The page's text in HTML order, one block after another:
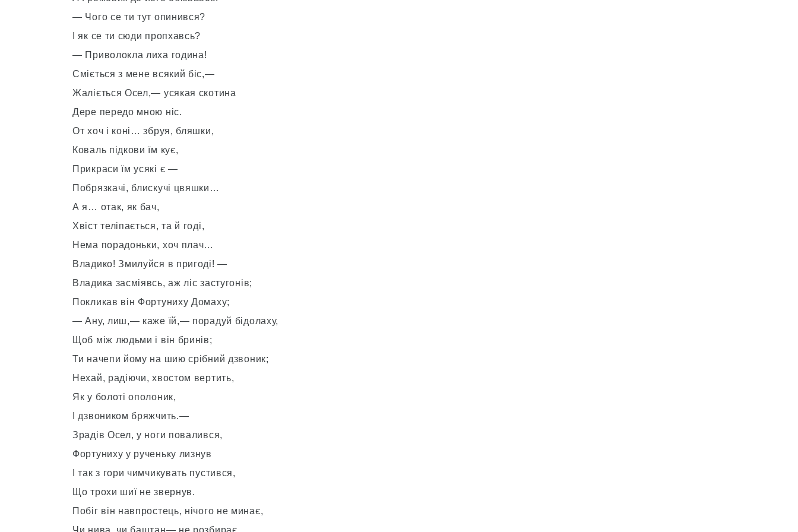
— Чого се ти тут опинився?
І як се ти сюди пропхавсь?
— Приволокла лиха година!
Сміється з мене всякий біс,—
Жаліється Осел,— усякая скотина
Дере передо мною ніс.
От хоч і коні… збруя, бляшки,
Коваль підкови їм кує,
Прикраси їм усякі є —
Побрязкачі, блискучі цвяшки…
А я… отак, як бач,
Хвіст теліпається, та й годі,
Нема порадоньки, хоч плач…
Владико! Змилуйся в пригоді! —
Владика засміявсь, аж ліс застугонів;
Покликав він Фортуниху Домаху;
— Ану, лиш,— каже їй,— порадуй бідолаху,
Щоб між людьми і він бринів;
Ти начепи йому на шию срібний дзвоник;
Нехай, радіючи, хвостом вертить,
Як у болоті ополоник,
І дзвоником бряжчить.—
Зрадів Осел, у ноги повалився,
Фортуниху у рученьку лизнув
І так з гори чимчикувать пустився,
Що трохи шиї не звернув.
Побіг він навпростець, нічого не минає,
Чи нива, чи баштан— не розбирає.